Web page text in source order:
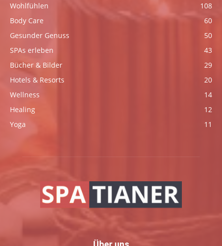
Wohlfühlen
108
Body Care
60
Gesunder Genuss
50
SPAs erleben
43
Bücher & Bilder
29
Hotels & Resorts
20
Wellness
14
Healing
12
Yoga
11